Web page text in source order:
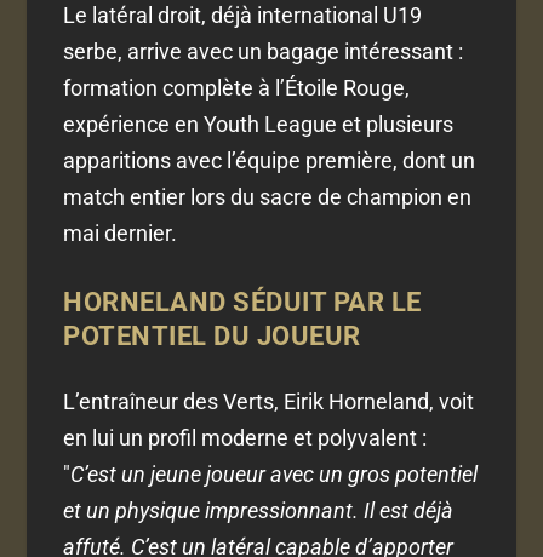
Le latéral droit, déjà international U19
serbe, arrive avec un bagage intéressant :
formation complète à l’Étoile Rouge,
expérience en Youth League et plusieurs
apparitions avec l’équipe première, dont un
match entier lors du sacre de champion en
mai dernier.
HORNELAND SÉDUIT PAR LE
POTENTIEL DU JOUEUR
L’entraîneur des Verts, Eirik Horneland, voit
en lui un profil moderne et polyvalent :
"C’est un jeune joueur avec un gros potentiel
et un physique impressionnant. Il est déjà
affuté. C’est un latéral capable d’apporter